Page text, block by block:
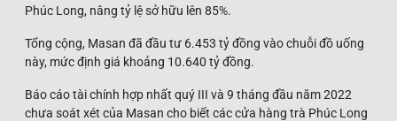
Phúc Long, nâng tỷ lệ sở hữu lên 85%.
Tổng cộng, Masan đã đầu tư 6.453 tỷ đồng vào chuỗi đồ uống
này, mức định giá khoảng 10.640 tỷ đồng.
Báo cáo tài chính hợp nhất quý III và 9 tháng đầu năm 2022
chưa soát xét của Masan cho biết các cửa hàng trà Phúc Long